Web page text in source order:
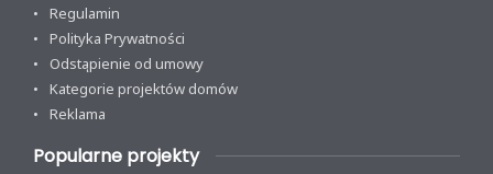
Regulamin
Polityka Prywatności
Odstąpienie od umowy
Kategorie projektów domów
Reklama
Popularne projekty